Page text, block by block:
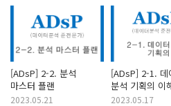
[ADsP] 2-2. 분석
마스터 플랜
2023.05.21
[ADsP] 2-1. 데
분석 기획의 이
2023.05.17